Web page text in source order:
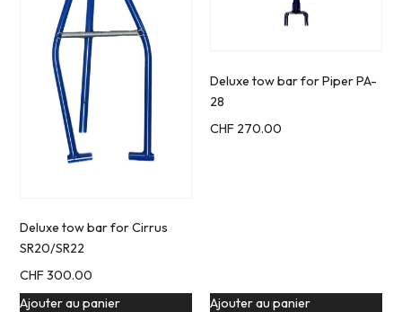
Deluxe tow bar for Cirrus
SR20/SR22
CHF300.00
Ajouter au panier
Deluxe tow bar for Piper PA-
28
CHF 270.00
Ajouter au panier